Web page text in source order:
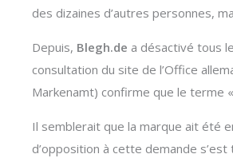
des dizaines d’autres personnes,
Depuis, Blegh.de a désactivé tous
consultation du site de l’Office
Markenamt) confirme que le terme
Il semblerait que la marque ait été
d’opposition à cette demande